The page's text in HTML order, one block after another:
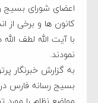
اعضای شورای بسیج
کانون ها و برخی از
با آیت الله لطف
نمودند.
به گزارش خبرنگار
بسیج رسانه فارس